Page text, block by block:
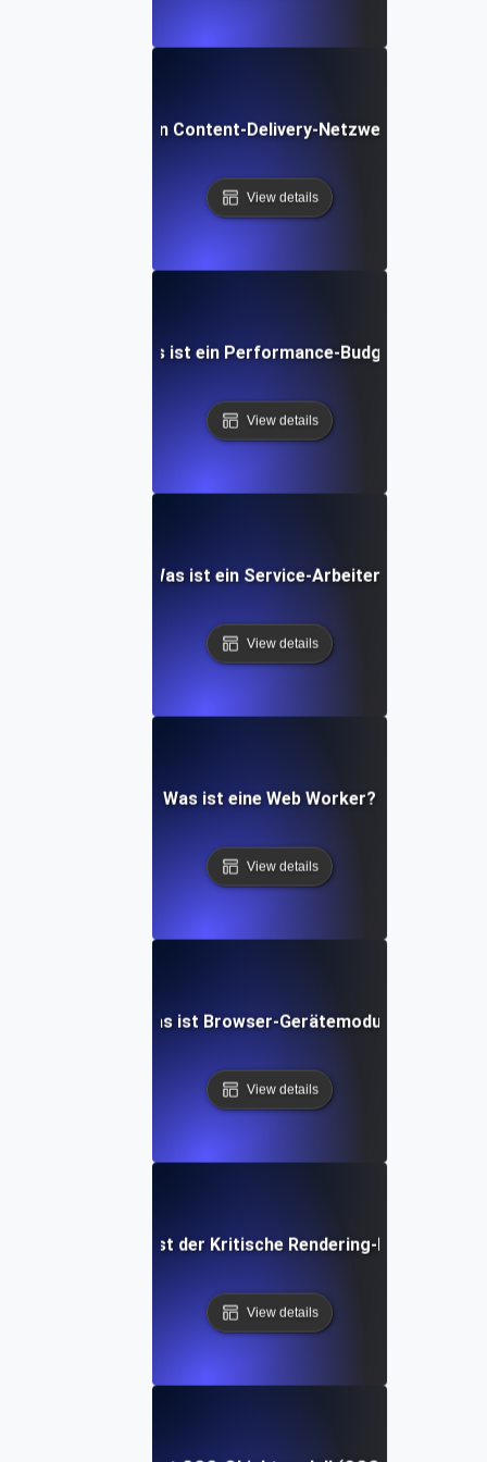
Was ist ein Content-Delivery-Netzwerk (CDN)?
View details
Was ist ein Performance-Budget?
View details
Was ist ein Service-Arbeiter?
View details
Was ist eine Web Worker?
View details
Was ist Browser-Gerätemodus?
View details
Was ist der Kritische Rendering-Pfad?
View details